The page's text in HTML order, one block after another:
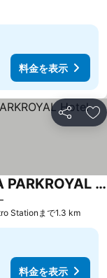
料金を表示
シェア お
HOTEL GROOVE SHINJUKU、A PARKROYAL Hotel
Stationまで1.3 km
料金を表示